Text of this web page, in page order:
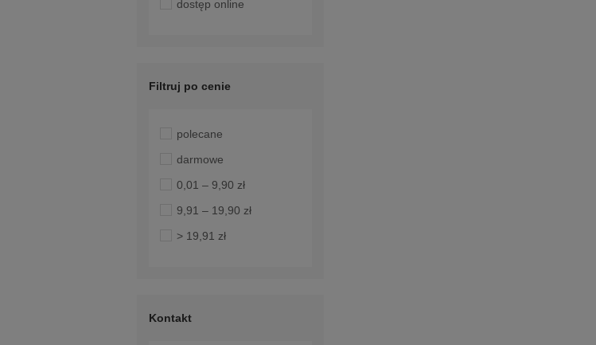
dostęp online
Filtruj po cenie
polecane
darmowe
0,01 – 9,90 zł
9,91 – 19,90 zł
> 19,91 zł
Kontakt